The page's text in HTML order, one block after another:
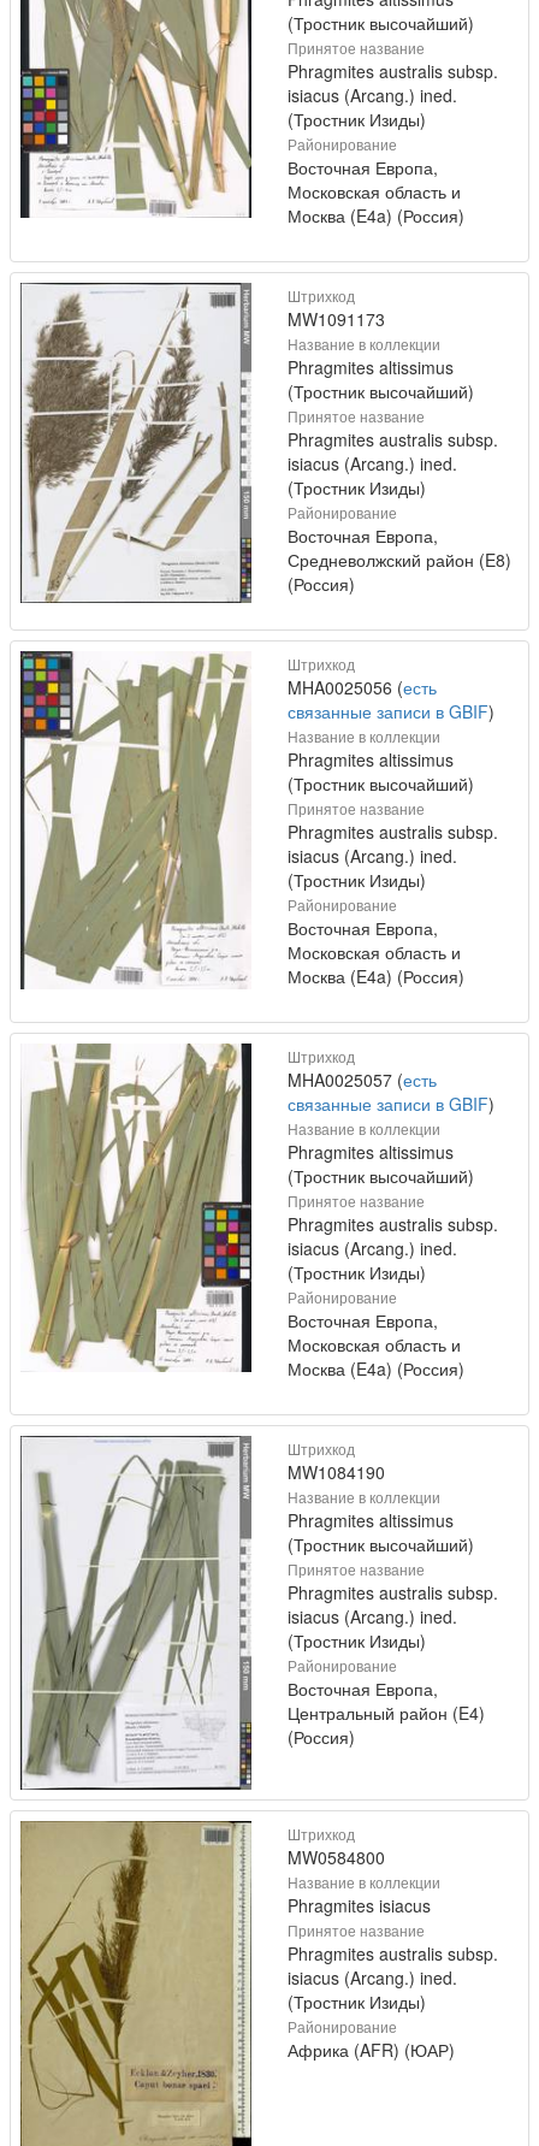
(Тростник высочайший)
Принятое название
Phragmites australis subsp.
isiacus (Arcang.) ined.
(Тростник Изиды)
Районирование
Восточная Европа,
Московская область и
Москва (E4a) (Россия)
Штрихкод
MW1091173
Название в коллекции
Phragmites altissimus
(Тростник высочайший)
Принятое название
Phragmites australis subsp.
isiacus (Arcang.) ined.
(Тростник Изиды)
Районирование
Восточная Европа,
Средневолжский район (E8)
(Россия)
Штрихкод
MHA0025056 (есть
связанные записи в GBIF)
Название в коллекции
Phragmites altissimus
(Тростник высочайший)
Принятое название
Phragmites australis subsp.
isiacus (Arcang.) ined.
(Тростник Изиды)
Районирование
Восточная Европа,
Московская область и
Москва (E4a) (Россия)
Штрихкод
MHA0025057 (есть
связанные записи в GBIF)
Название в коллекции
Phragmites altissimus
(Тростник высочайший)
Принятое название
Phragmites australis subsp.
isiacus (Arcang.) ined.
(Тростник Изиды)
Районирование
Восточная Европа,
Московская область и
Москва (E4a) (Россия)
Штрихкод
MW1084190
Название в коллекции
Phragmites altissimus
(Тростник высочайший)
Принятое название
Phragmites australis subsp.
isiacus (Arcang.) ined.
(Тростник Изиды)
Районирование
Восточная Европа,
Центральный район (E4)
(Россия)
Штрихкод
MW0584800
Название в коллекции
Phragmites isiacus
Принятое название
Phragmites australis subsp.
isiacus (Arcang.) ined.
(Тростник Изиды)
Районирование
Африка (AFR) (ЮАР)